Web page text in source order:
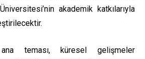
akademik katkılarıyla
teması, küresel gelişmeler